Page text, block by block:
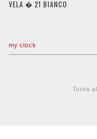
VELA � 21 BIANCO
my clock
Torna